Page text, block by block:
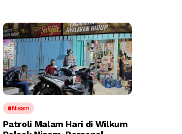
Nisam
Patroli Malam Hari di Wilkum